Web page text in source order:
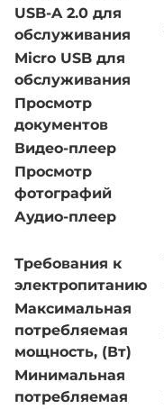
USB-A 2.0 для
обслуживания
Micro USB для
обслуживания
Просмотр
документов
Видео-плеер
Просмотр
фотографий
Аудио-плеер
Требования к
электропитанию
Максимальная
потребляемая
мощность, (Вт)
Минимальная
потребляемая